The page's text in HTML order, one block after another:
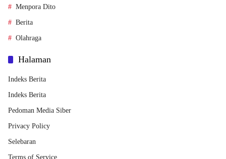
Menpora Dito
Berita
Olahraga
Halaman
Indeks Berita
Indeks Berita
Pedoman Media Siber
Privacy Policy
Selebaran
Terms of Service